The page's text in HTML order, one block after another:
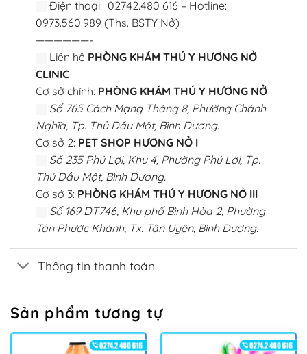
Điện thoại: 02742.480 616 – Hotline:
0973.560.989 (Ths. BSTY Nở)
——————-
Liên hệ PHÒNG KHÁM THÚ Y HƯƠNG NỞ
CLINIC
Cơ sở chính: PHÒNG KHÁM THÚ Y HƯƠNG NỞ
Số 765 Cách Mạng Tháng 8, Phường Chánh
Nghĩa, Tp. Thủ Dầu Một, Bình Dương.
Cơ sở 2: PET SHOP HƯƠNG NỞ I
Số 235 Phú Lợi, Khu 4, Phường Phú Lợi, Tp.
Thủ Dầu Một, Bình Dương.
Cơ sở 3: PHÒNG KHÁM THÚ Y HƯƠNG NỞ III
Số 169 DT746, Khu phố Bình Hòa 2, Phường
Tân Phước Khánh, Tx. Tân Uyên, Bình Dương.
Thông tin thanh toán
Sản phẩm tương tự